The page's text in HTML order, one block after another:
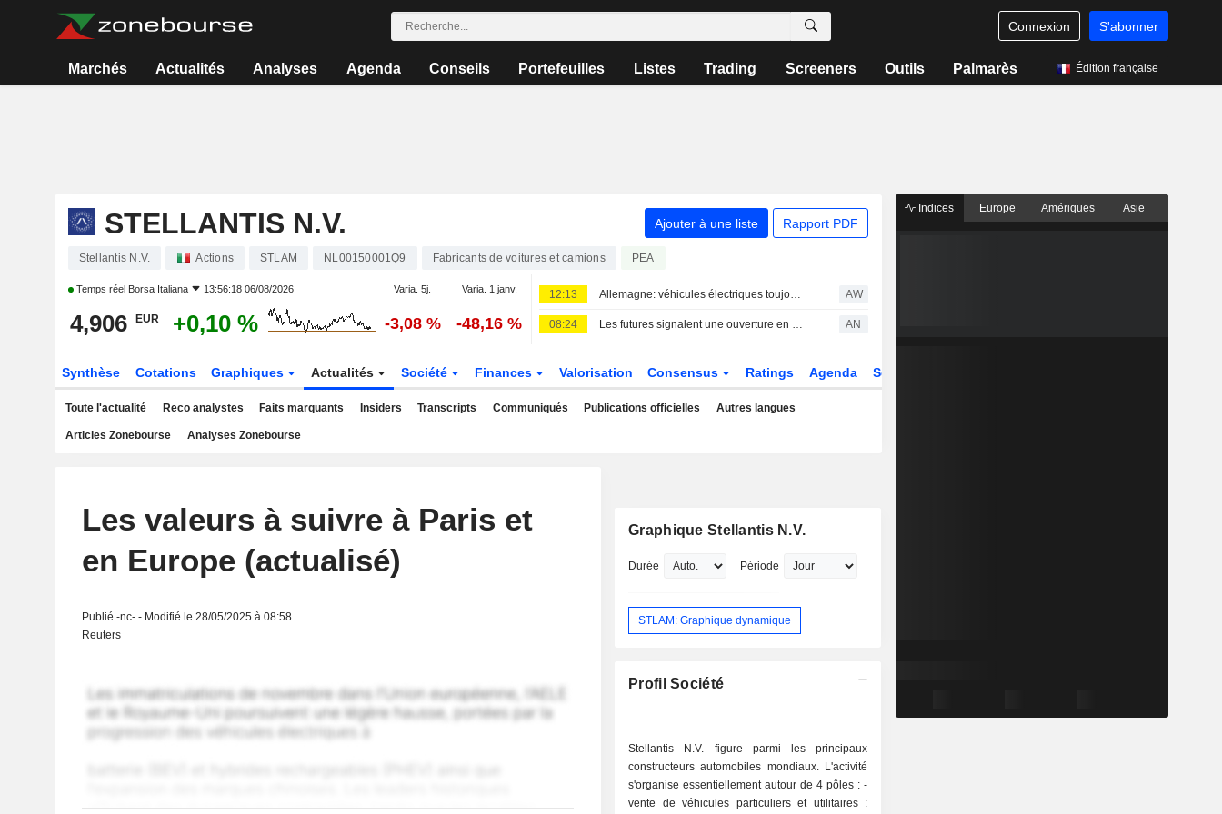
Connexion S'abonner
Marchés Actualités Analyses Agenda Conseils Portefeuilles Listes Trading Screeners Outils Palmarès Édition française
STELLANTIS N.V. Ajouter à une liste Rapport PDF
Stellantis N.V. Actions STLAM NL00150001Q9 Fabricants de voitures et camions PEA
Temps réel Borsa Italiana 13:56:18 06/08/2026 Varia. 5j. Varia. 1 janv.
4,906 EUR +0,10 % -3,08 % -48,16 %
12:13 Allemagne: véhicules électriques toujours soutenus par la prime gouvernementale AW
08:24 Les futures signalent une ouverture en hausse pour les Bourses européennes AN
Synthèse Cotations Graphiques Actualités Société Finances Valorisation Consensus Ratings Agenda Secteur
Toute l'actualité Reco analystes Faits marquants Insiders Transcripts Communiqués Publications officielles Autres langues
Articles Zonebourse Analyses Zonebourse
Les valeurs à suivre à Paris et
en Europe (actualisé)
Publié -nc- - Modifié le 28/05/2025 à 08:58
Reuters
Graphique Stellantis N.V.
Durée Période
STLAM: Graphique dynamique
Profil Société
Stellantis N.V. figure parmi les principaux
constructeurs automobiles mondiaux. L'activité
s'organise essentiellement autour de 4 pôles : -
vente de véhicules particuliers et utilitaires :
Indices Europe Amériques Asie